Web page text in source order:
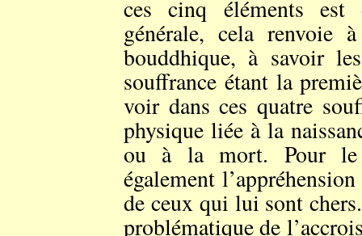
ces cinq éléments est
générale, cela renvoie
bouddhique, à savoir
souffrance étant la
voir dans ces quatre
physique liée à la
ou à la mort. Pour le
également
de ceux qui lui sont
problématique de